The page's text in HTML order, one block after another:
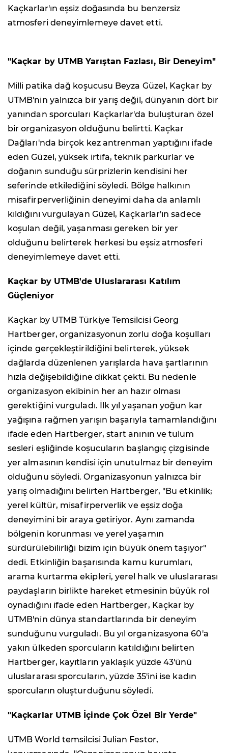
Kaçkarlar'ın eşsiz doğasında bu benzersiz
atmosferi deneyimlemeye davet etti.
"Kaçkar by UTMB Yarıştan Fazlası, Bir Deneyim"
Milli patika dağ koşucusu Beyza Güzel, Kaçkar by
UTMB'nin yalnızca bir yarış değil, dünyanın dört bir
yanından sporcuları Kaçkarlar'da buluşturan özel
bir organizasyon olduğunu belirtti. Kaçkar
Dağları'nda birçok kez antrenman yaptığını ifade
eden Güzel, yüksek irtifa, teknik parkurlar ve
doğanın sunduğu sürprizlerin kendisini her
seferinde etkilediğini söyledi. Bölge halkının
misafirperverliğinin deneyimi daha da anlamlı
kıldığını vurgulayan Güzel, Kaçkarlar'ın sadece
koşulan değil, yaşanması gereken bir yer
olduğunu belirterek herkesi bu eşsiz atmosferi
deneyimlemeye davet etti.
Kaçkar by UTMB'de Uluslararası Katılım
Güçleniyor
Kaçkar by UTMB Türkiye Temsilcisi Georg
Hartberger, organizasyonun zorlu doğa koşulları
içinde gerçekleştirildiğini belirterek, yüksek
dağlarda düzenlenen yarışlarda hava şartlarının
hızla değişebildiğine dikkat çekti. Bu nedenle
organizasyon ekibinin her an hazır olması
gerektiğini vurguladı. İlk yıl yaşanan yoğun kar
yağışına rağmen yarışın başarıyla tamamlandığını
ifade eden Hartberger, start anının ve tulum
sesleri eşliğinde koşucuların başlangıç çizgisinde
yer almasının kendisi için unutulmaz bir deneyim
olduğunu söyledi. Organizasyonun yalnızca bir
yarış olmadığını belirten Hartberger, "Bu etkinlik;
yerel kültür, misafirperverlik ve eşsiz doğa
deneyimini bir araya getiriyor. Aynı zamanda
bölgenin korunması ve yerel yaşamın
sürdürülebilirliği bizim için büyük önem taşıyor"
dedi. Etkinliğin başarısında kamu kurumları,
arama kurtarma ekipleri, yerel halk ve uluslararası
paydaşların birlikte hareket etmesinin büyük rol
oynadığını ifade eden Hartberger, Kaçkar by
UTMB'nin dünya standartlarında bir deneyim
sunduğunu vurguladı. Bu yıl organizasyona 60'a
yakın ülkeden sporcuların katıldığını belirten
Hartberger, kayıtların yaklaşık yüzde 43'ünü
uluslararası sporcuların, yüzde 35'ini ise kadın
sporcuların oluşturduğunu söyledi.
"Kaçkarlar UTMB İçinde Çok Özel Bir Yerde"
UTMB World temsilcisi Julian Festor,